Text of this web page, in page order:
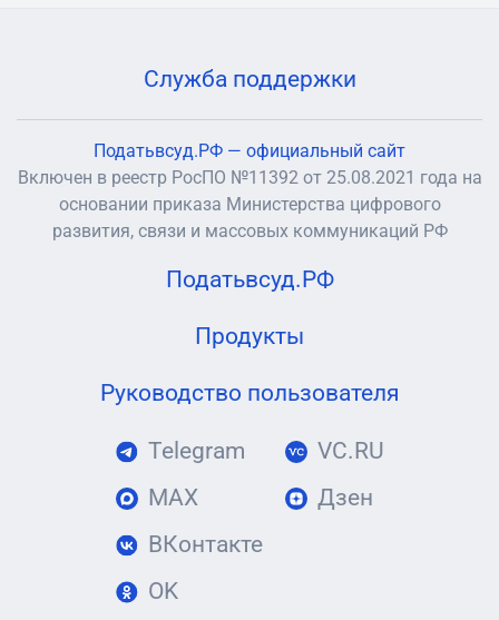
Служба поддержки
Податьвсуд.РФ — официальный сайт
Включен в реестр РосПО №11392 от 25.08.2021 года на
основании приказа Министерства цифрового
развития, связи и массовых коммуникаций РФ
Податьвсуд.РФ
Продукты
Руководство пользователя
Telegram
MAX
ВКонтакте
OK
VC.RU
Дзен